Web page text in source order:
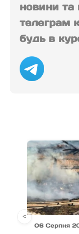
новини та
телеграм
будь в
06 Серпня
<